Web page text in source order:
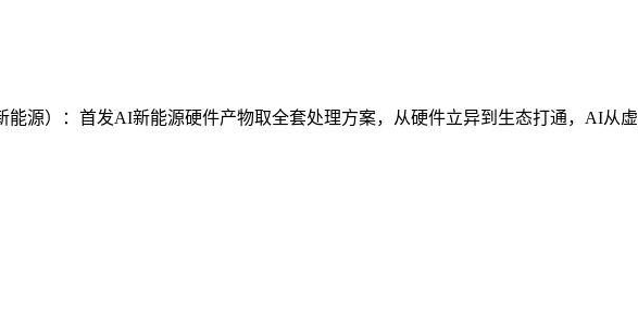
源）：首发AI新能源硬件产物取全套处理方案，从硬件立异到生态打通，AI从